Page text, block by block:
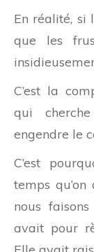
En réalité, si
que les
C’est la
qui
engendre le
C’est
temps
nous
avait pour